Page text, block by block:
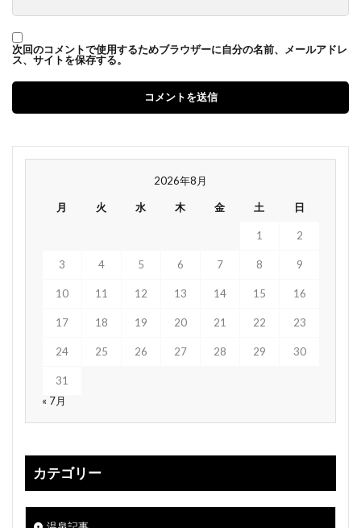
次回のコメントで使用するためブラウザーに自分の名前、メールアドレ
ス、サイトを保存する。
2026年8月
月 火 水 木 金 土 日
1 2
3 4 5 6 7 8 9
10 11 12 13 14 15 16
17 18 19 20 21 22 23
24 25 26 27 28 29 30
31
« 7月
カテゴリー